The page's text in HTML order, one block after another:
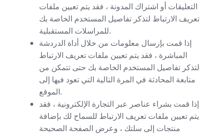
التعليقات أو اشتراك المدونة ، فقد يتم تعيين ملفات
تعريف الارتباط لتذكر تفاصيل المستخدم الخاصة بك
للمراسلات المستقبلية.
إذا قمت بإرسال معلومات من خلال أداة الدردشة
المباشرة ، فقد يتم تعيين ملفات تعريف الارتباط
لتذكر تفاصيل المستخدم الخاصة بك حتى تتمكن من
متابعة المحادثة في المرة التالية التي تعود فيها إلى
الموقع.
إذا قمت بشراء عناصر عبر التجارة الإلكترونية ، فقد
يتم تعيين ملفات تعريف الارتباط للسماح لك بإضافة
منتجات إلى سلتك ، وعرض الصفحة الصحيحة